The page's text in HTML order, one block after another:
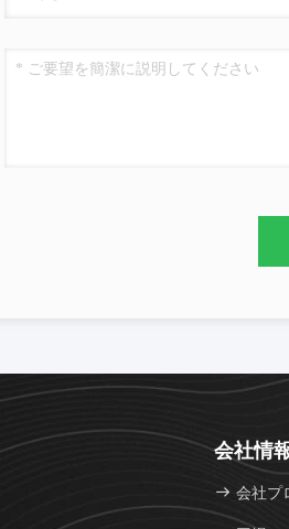
会社情
会社プ